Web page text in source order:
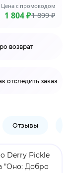
Цена с промокодом
1 804 ₽1 899 ₽
возврат
отследить заказ
Отзывы
Derry Pickle
"Оно: Добро